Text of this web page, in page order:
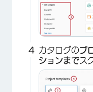
カタログのプ
ションまでス